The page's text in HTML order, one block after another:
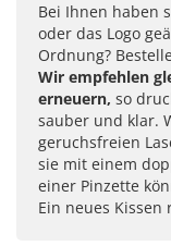
Bei Ihnen haben
oder das Logo
Ordnung?
Wir empfehlen
erneuern, so
sauber und klar.
geruchsfreien
sie mit einem
einer Pinzette
Ein neues Kissen